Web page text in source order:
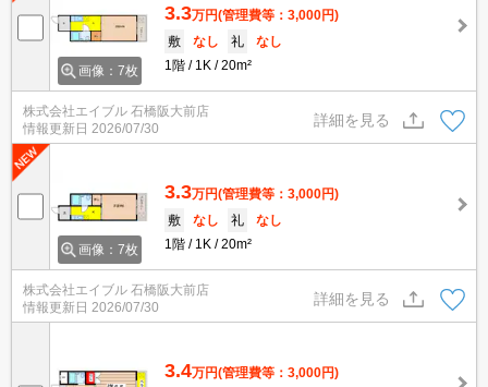
画像：7枚
3.3万円(管理費等：3,000円)
敷
なし 礼
なし
1階
1K 20m²
株式会社エイブル 石橋阪大前店
情報更新日 2026/07/30
詳細を見る
画像：7枚
3.3万円(管理費等：3,000円)
敷
なし 礼
なし
1階
1K 20m²
株式会社エイブル 石橋阪大前店
情報更新日 2026/07/30
詳細を見る
3.4万円(管理費等：3,000円)